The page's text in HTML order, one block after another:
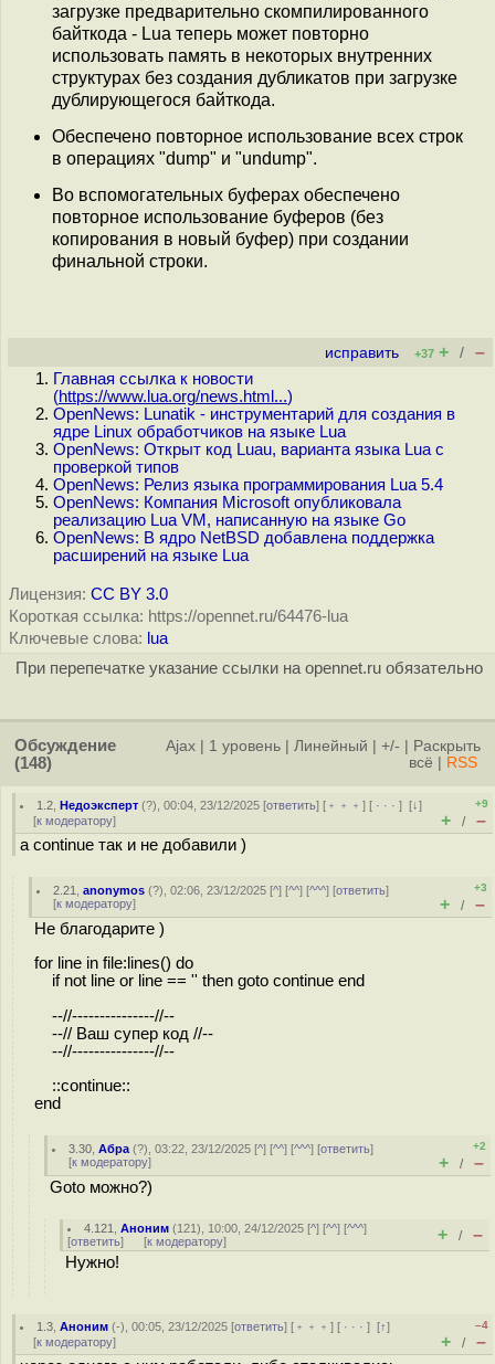
загрузке предварительно скомпилированного
байткода - Lua теперь может повторно
использовать память в некоторых внутренних
структурах без создания дубликатов при загрузке
дублирующегося байткода.
Обеспечено повторное использование всех строк
в операциях "dump" и "undump".
Во вспомогательных буферах обеспечено
повторное использование буферов (без
копирования в новый буфер) при создании
финальной строки.
исправить +37 + / –
Главная ссылка к новости
(https://www.lua.org/news.html...)
OpenNews: Lunatik - инструментарий для создания в
ядре Linux обработчиков на языке Lua
OpenNews: Открыт код Luau, варианта языка Lua с
проверкой типов
OpenNews: Релиз языка программирования Lua 5.4
OpenNews: Компания Microsoft опубликовала
реализацию Lua VM, написанную на языке Go
OpenNews: В ядро NetBSD добавлена поддержка
расширений на языке Lua
Лицензия: CC BY 3.0
Короткая ссылка: https://opennet.ru/64476-lua
Ключевые слова: lua
При перепечатке указание ссылки на opennet.ru обязательно
Обсуждение
(148)
Ajax 1 уровень Линейный +/-
Раскрыть
всё
RSS
1.2 ,Недоэксперт (?), 00:04, 23/12/2025 [ответить] [ ﹢﹢﹢] [ · · ·][↓]
[к модератору]
+9
+ / –
а continue так и не добавили )
2.21 ,anonymos (?), 02:06, 23/12/2025 [^] [^^] [^^^] [ответить]
[к модератору]
+3
+ / –
Не благодарите )
for line in file:lines() do
if not line or line == '' then goto continue end
--//---------------//--
--// Ваш супер код //--
--//---------------//--
::continue::
end
3.30 ,Абра (?), 03:22, 23/12/2025 [^] [^^] [^^^] [ответить]
[к модератору]
+2
+ / –
Goto можно?)
4.121 ,Аноним (121), 10:00, 24/12/2025 [^] [^^] [^^^]
[ответить] [к модератору] + / –
Нужно!
1.3 ,Аноним (-), 00:05, 23/12/2025 [ответить] [ ﹢﹢﹢] [ · · ·][↑]
[к модератору]
–4
+ / –